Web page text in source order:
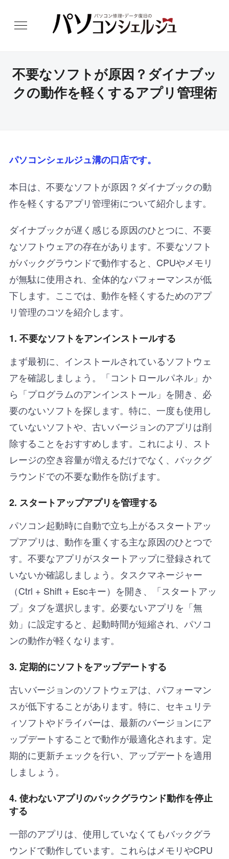
不要なソフトが原因？ダイナブッ
クの動作を軽くするアプリ管理術
パソコンシェルジュ溝の口店です。
本日は、不要なソフトが原因？ダイナブックの動
作を軽くするアプリ管理術について紹介します。
ダイナブックが遅く感じる原因のひとつに、不要
なソフトウェアの存在があります。不要なソフト
がバックグラウンドで動作すると、CPUやメモリ
が無駄に使用され、全体的なパフォーマンスが低
下します。ここでは、動作を軽くするためのアプ
リ管理のコツを紹介します。
1. 不要なソフトをアンインストールする
まず最初に、インストールされているソフトウェ
アを確認しましょう。「コントロールパネル」か
ら「プログラムのアンインストール」を開き、必
要のないソフトを探します。特に、一度も使用し
ていないソフトや、古いバージョンのアプリは削
除することをおすすめします。これにより、スト
レージの空き容量が増えるだけでなく、バックグ
ラウンドでの不要な動作を防げます。
2. スタートアップアプリを管理する
パソコン起動時に自動で立ち上がるスタートアッ
プアプリは、動作を重くする主な原因のひとつで
す。不要なアプリがスタートアップに登録されて
いないか確認しましょう。タスクマネージャー
（Ctrl + Shift + Escキー）を開き、「スタートアッ
プ」タブを選択します。必要ないアプリを「無
効」に設定すると、起動時間が短縮され、パソコ
ンの動作が軽くなります。
3. 定期的にソフトをアップデートする
古いバージョンのソフトウェアは、パフォーマン
スが低下することがあります。特に、セキュリテ
ィソフトやドライバーは、最新のバージョンにア
ップデートすることで動作が最適化されます。定
期的に更新チェックを行い、アップデートを適用
しましょう。
4. 使わないアプリのバックグラウンド動作を停止
する
一部のアプリは、使用していなくてもバックグラ
ウンドで動作しています。これらはメモリやCPU